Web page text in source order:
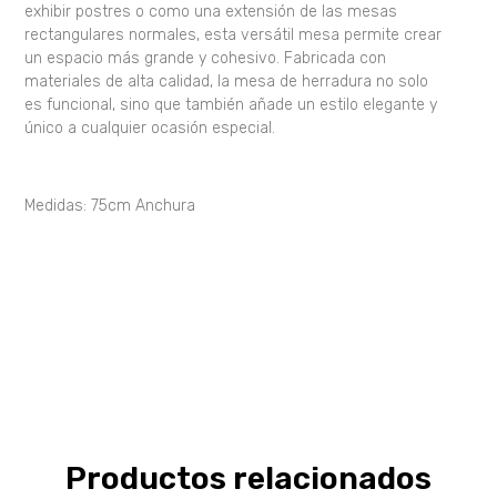
exhibir postres o como una extensión de las mesas
rectangulares normales, esta versátil mesa permite crear
un espacio más grande y cohesivo. Fabricada con
materiales de alta calidad, la mesa de herradura no solo
es funcional, sino que también añade un estilo elegante y
único a cualquier ocasión especial.
Medidas:75cm Anchura
Productos relacionados